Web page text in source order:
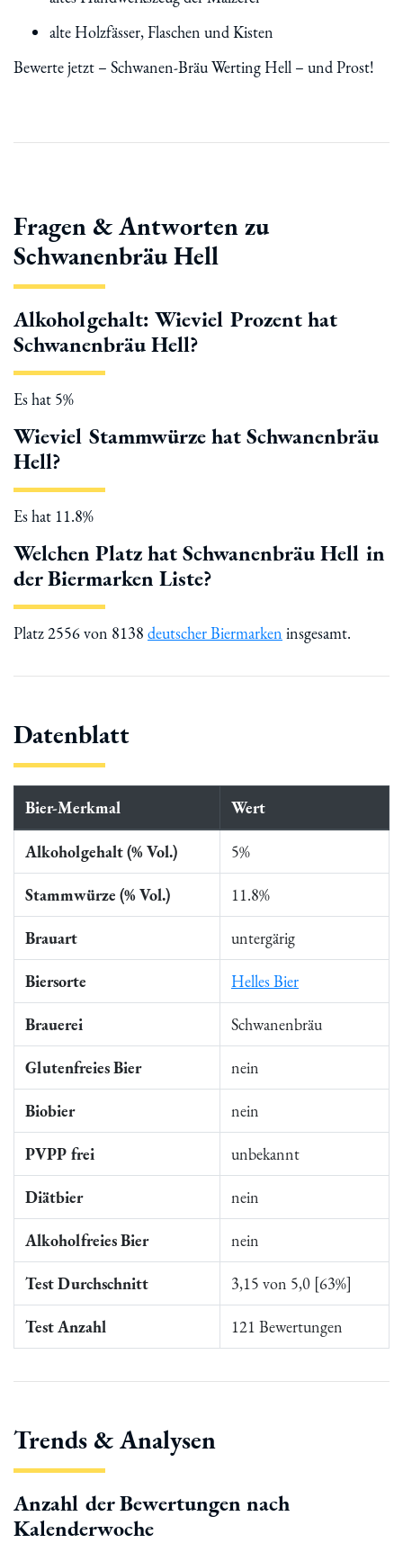
alte Holzfässer, Flaschen und Kisten
Bewerte jetzt – Schwanen-Bräu Werting Hell – und Prost!
Fragen & Antworten zu
Schwanenbräu Hell
Alkoholgehalt: Wieviel Prozent hat
Schwanenbräu Hell?
Es hat 5%
Wieviel Stammwürze hat Schwanenbräu
Hell?
Es hat 11.8%
Welchen Platz hat Schwanenbräu Hell in
der Biermarken Liste?
Platz 2556 von 8138 deutscher Biermarken insgesamt.
Datenblatt
Bier-Merkmal Wert
Alkoholgehalt (% Vol.) 5%
Stammwürze (% Vol.) 11.8%
Brauart untergärig
Biersorte Helles Bier
Brauerei Schwanenbräu
Glutenfreies Bier nein
Biobier nein
PVPP frei unbekannt
Diätbier nein
Alkoholfreies Bier nein
Test Durchschnitt 3,15 von 5,0 [63%]
Test Anzahl 121 Bewertungen
Trends & Analysen
Anzahl der Bewertungen nach
Kalenderwoche